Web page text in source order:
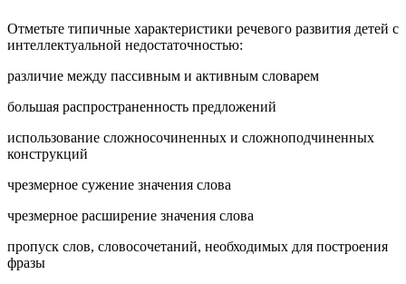
Отметьте типичные характеристики речевого развития детей с
интеллектуальной недостаточностью:
различие между пассивным и активным словарем
большая распространенность предложений
использование сложносочиненных и сложноподчиненных
конструкций
чрезмерное сужение значения слова
чрезмерное расширение значения слова
пропуск слов, словосочетаний, необходимых для построения
фразы